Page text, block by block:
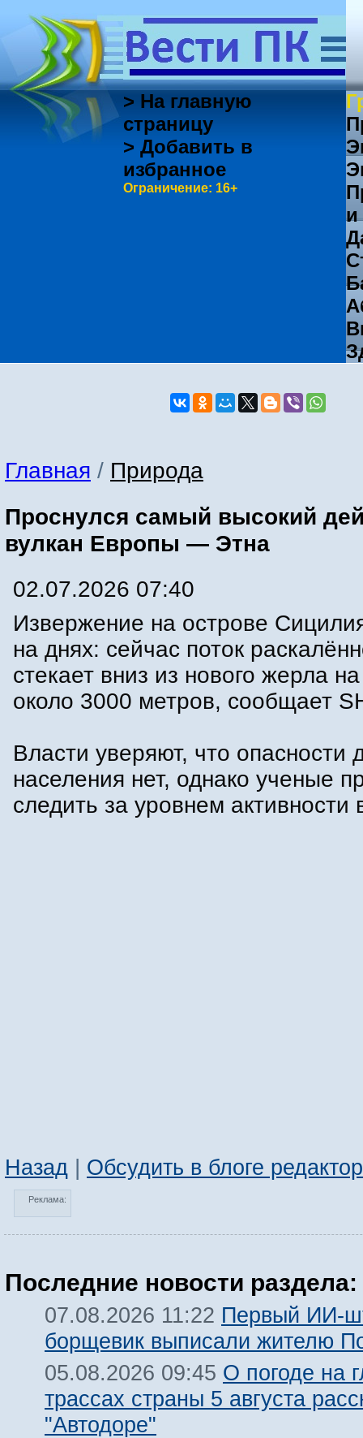
> На главную
страницу
> Добавить в
избранное
Ограничение: 16+
Главная / Природа
Проснулся самый высокий
вулкан Европы — Этна
02.07.2026 07:40
Извержение на острове
на днях: сейчас поток
стекает вниз из нового жерла
около 3000 метров, сообщает
Власти уверяют, что опасности
населения нет, однако ученые
следить за уровнем активности
Назад | Обсудить в блоге
Реклама:
Последние новости раздела:
07.08.2026 11:22 Первый ИИ-
борщевик выписали жителю
05.08.2026 09:45 О погоде на
трассах страны 5 августа
"Автодоре"